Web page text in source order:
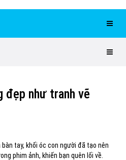
đẹp như tranh vẽ
tay, khối óc con người đã tạo nên
phim ảnh, khiến bạn quên lối về.